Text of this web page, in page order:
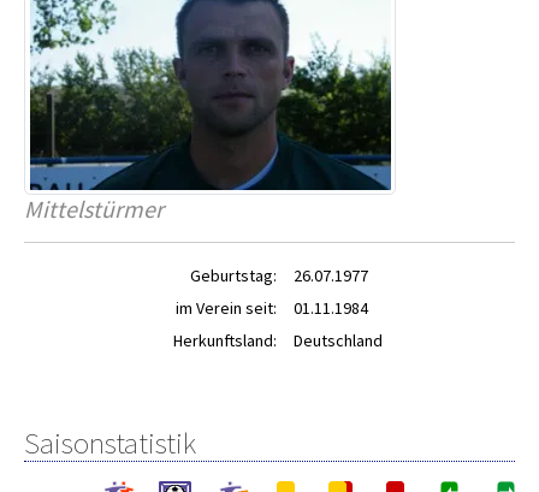
Mittelstürmer
Geburtstag:
26.07.1977
im Verein seit:
01.11.1984
Herkunftsland:
Deutschland
Saisonstatistik